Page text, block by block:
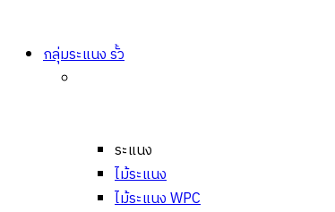
กลุ่มระแนง รั้ว
ระแนง
ไม้ระแนง
ไม้ระแนง WPC